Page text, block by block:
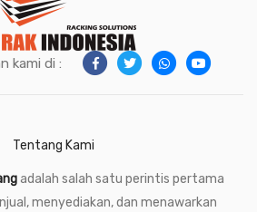
kami di :
Tentang Kami
adalah salah satu perintis pertama
menyediakan, dan menawarkan